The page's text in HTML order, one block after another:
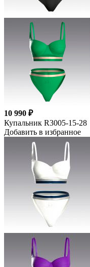
10 990 ₽
Купальник R3005-15-28
Добавить в избранное